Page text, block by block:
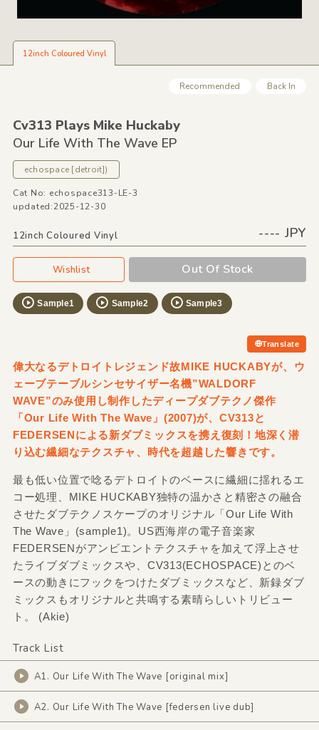
12inch Coloured Vinyl
Recommended Back In
Cv313 Plays Mike Huckaby
Our Life With The Wave EP
echospace [detroit])
Cat No: echospace313-LE-3
updated:2025-12-30
12inch Coloured Vinyl ---- JPY
Wishlist Out Of Stock
Sample1 Sample2 Sample3
Translate
偉大なるデトロイトレジェンド故MIKE HUCKABYが、ウ
ェーブテーブルシンセサイザー名機”WALDORF
WAVE”のみ使用し制作したディープダブテクノ傑作
「Our Life With The Wave」 (2007)が、CV313と
FEDERSENによる新ダブミックスを携え復刻！地深く潜
り込む繊細なテクスチャ、時代を超越した響きです。
最も低い位置で唸るデトロイトのベースに繊細に揺れるエ
コー処理、MIKE HUCKABY独特の温かさと精密さの融合
させたダブテクノスケープのオリジナル「Our Life With
The Wave」(sample1)。US西海岸の電子音楽家
FEDERSENがアンビエントテクスチャを加えて浮上させ
たライブダブミックスや、CV313(ECHOSPACE)とのベ
ースの動きにフックをつけたダブミックスなど、新録ダブ
ミックスもオリジナルと共鳴する素晴らしいトリビュー
ト。 (Akie)
Track List
A1. Our Life With The Wave [original mix]
A2. Our Life With The Wave [federsen live dub]